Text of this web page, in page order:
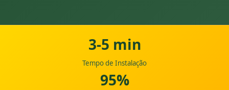
3-5 min
Tempo de Instalação
95%